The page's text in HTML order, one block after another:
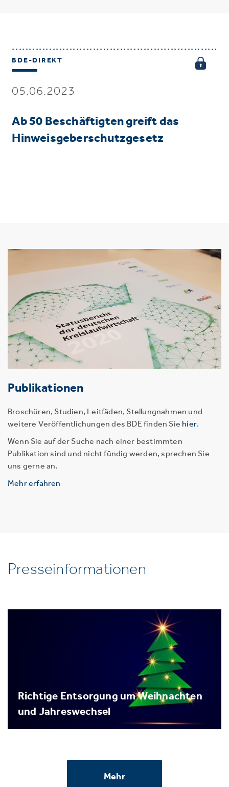
BDE-DIREKT
05.06.2023
Ab 50 Beschäftigten greift das
Hinweisgeberschutzgesetz
Publikationen
Broschüren, Studien, Leitfäden, Stellungnahmen und
weitere Veröffentlichungen des BDE finden Sie hier.
Wenn Sie auf der Suche nach einer bestimmten
Publikation sind und nicht fündig werden, sprechen Sie
uns gerne an.
Mehr erfahren
Presseinformationen
Richtige Entsorgung um Weihnachten
und Jahreswechsel
Mehr